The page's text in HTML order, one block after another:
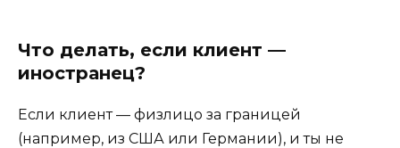
Что делать, если клиент —
иностранец?
Если клиент — физлицо за границей
(например, из США или Германии), и ты не